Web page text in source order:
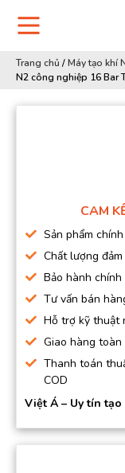
Trang chủ /Máy tạo khí
N2 công nghiệp 16 Bar
CAM
Sản phẩm
Chất lượng đảm
Bảo hành chính
Tư vấn bán
Hỗ trợ kỹ thuật
Giao hàng toàn
Thanh toán
COD
Việt Á – Uy tín